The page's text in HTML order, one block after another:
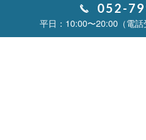
052-
10:00〜20:00（電話